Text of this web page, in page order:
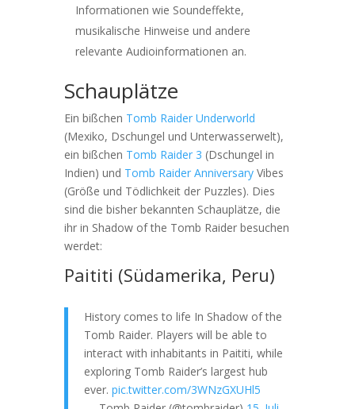
Informationen wie Soundeffekte,
musikalische Hinweise und andere
relevante Audioinformationen an.
Schauplätze
Ein bißchen Tomb Raider Underworld
(Mexiko, Dschungel und Unterwasserwelt),
ein bißchen Tomb Raider 3 (Dschungel in
Indien) und Tomb Raider AnniversaryVibes
(Größe und Tödlichkeit der Puzzles). Dies
sind die bisher bekannten Schauplätze, die
ihr in Shadow of the Tomb Raider besuchen
werdet:
Paititi (Südamerika, Peru)
History comes to life In Shadow of the
Tomb Raider. Players will be able to
interact with inhabitants in Paititi, while
exploring Tomb Raider’s largest hub
ever. pic.twitter.com/3WNzGXUHl5